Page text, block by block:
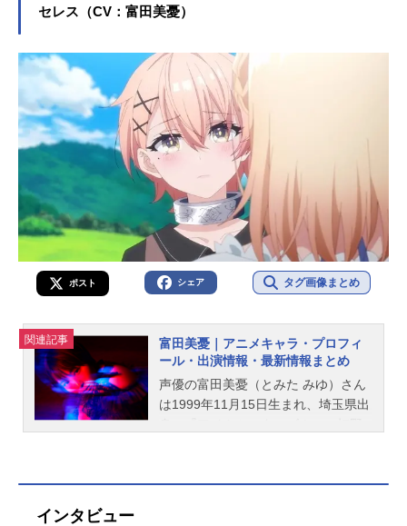
役など、人気作品のキャラクターを
介！
セレス（CV：富田美憂）
ポスト シェア タグ画像まとめ
関連記事
富田美憂｜アニメキャラ・プロフィ
ール・出演情報・最新情報まとめ
声優の富田美憂（とみた みゆ）さん
は1999年11月15日生まれ、埼玉県出
ラクターを多く演じています。こち
インタビュー